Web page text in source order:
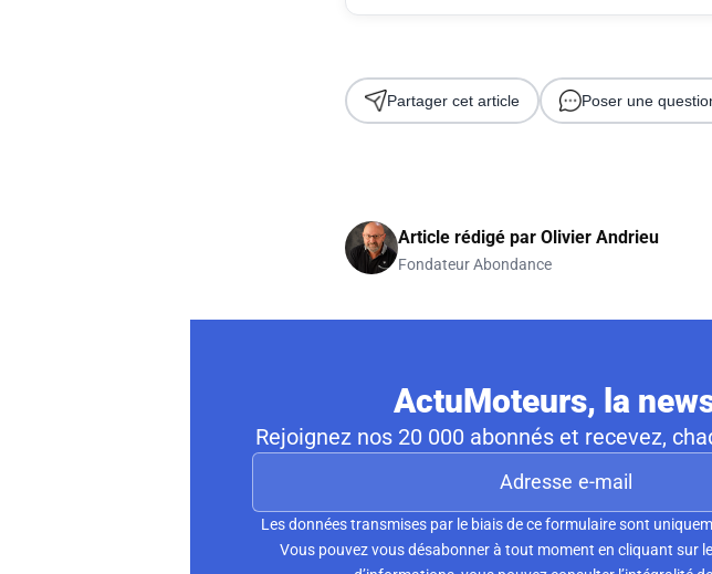
Partager cet article Poser une
Article rédigé par Olivier Andrieu
Fondateur Abondance
ActuMoteurs, la
Rejoignez nos 20 000 abonnés et recevez,
Les données transmises par le biais de ce formulaire sont
Vous pouvez vous désabonner à tout moment en cliquant sur